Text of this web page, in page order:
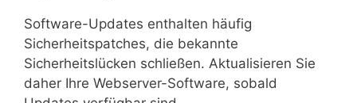
Software-Updates enthalten häufig
Sicherheitspatches, die bekannte
Sicherheitslücken schließen. Aktualisieren Sie
daher Ihre Webserver-Software, sobald